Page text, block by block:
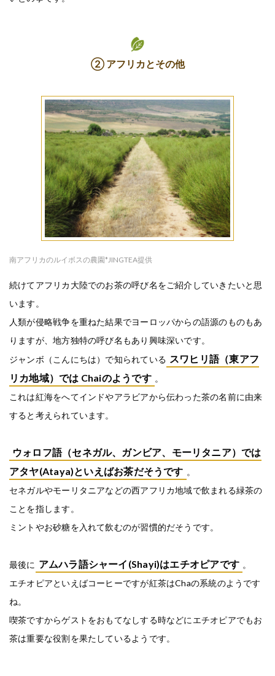
② アフリカとその他
南アフリカのルイボスの農園*JINGTEA提供
続けてアフリカ大陸でのお茶の呼び名をご紹介していきたいと思
います。
人類が侵略戦争を重ねた結果でヨーロッパからの語源のものもあ
りますが、地方独特の呼び名もあり興味深いです。
ジャンボ（こんにちは）で知られている スワヒリ語（東アフ
リカ地域）では Chaiのようです 。
これは紅海をへてインドやアラビアから伝わった茶の名前に由来
すると考えられています。
ウォロフ語（セネガル、ガンビア、モーリタニア）では
アタヤ(Ataya)といえばお茶だそうです 。
セネガルやモーリタニアなどの西アフリカ地域で飲まれる緑茶の
ことを指します。
ミントやお砂糖を入れて飲むのが習慣的だそうです。
最後に アムハラ語シャーイ(Shayi)はエチオピアです 。
エチオピアといえばコーヒーですが紅茶はChaの系統のようです
ね。
喫茶ですからゲストをおもてなしする時などにエチオピアでもお
茶は重要な役割を果たしているようです。